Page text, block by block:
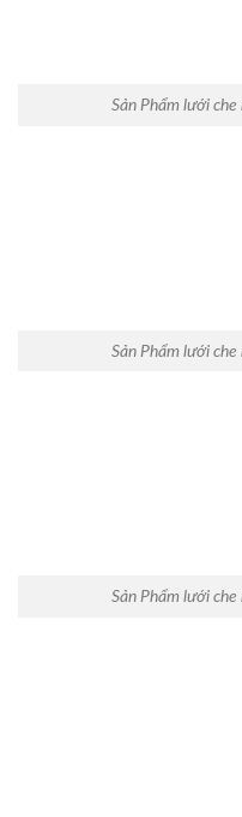
Sản Phẩm lưới
Sản Phẩm lưới
Sản Phẩm lưới